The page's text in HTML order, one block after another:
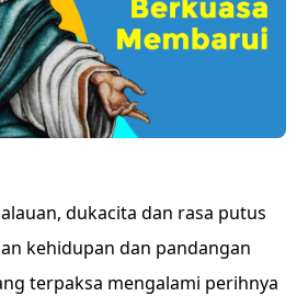
dukacita dan rasa putus
kehidupan dan pandangan
terpaksa mengalami perihnya